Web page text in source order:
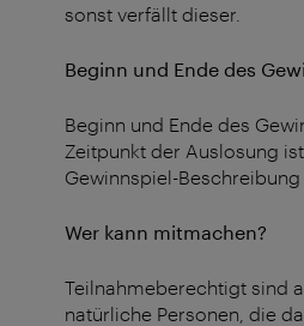
sonst verfällt dieser.
Beginn und Ende des
Beginn und Ende des
Zeitpunkt der Auslosung
Gewinnspiel-Beschreibung
Wer kann mitmachen?
Teilnahmeberechtigt sind
natürliche Personen, die